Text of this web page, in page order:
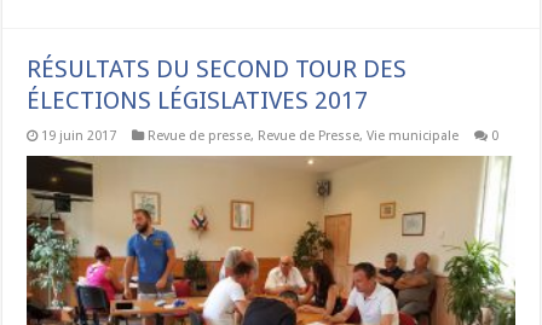
RÉSULTATS DU SECOND TOUR DES
ÉLECTIONS LÉGISLATIVES 2017
19 juin 2017 Revue de presse, Revue de Presse,Vie municipale 0